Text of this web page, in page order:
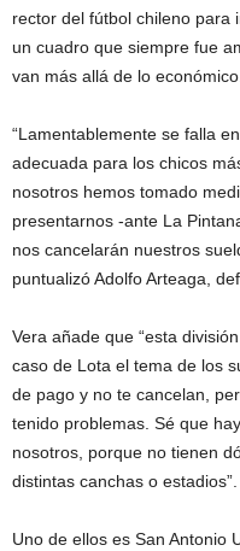
rector del fútbol chileno para
un cuadro que siempre fue
van más allá de lo económico.
“Lamentablemente se falla
adecuada para los chicos
nosotros hemos tomado
presentarnos -ante La
nos cancelarán nuestros
puntualizó Adolfo Arteaga,
Vera añade que “esta
caso de Lota el tema de los
de pago y no te cancelan,
tenido problemas. Sé que
nosotros, porque no tienen
distintas canchas o estadios”.
Uno de ellos es San Antonio